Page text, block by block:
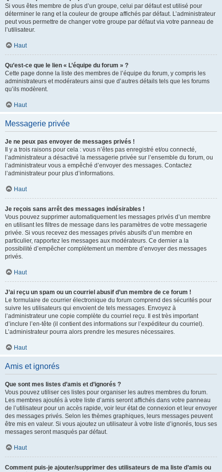
Si vous êtes membre de plus d’un groupe, celui par défaut est utilisé pour
déterminer le rang et la couleur de groupe affichés par défaut. L’administrateur
peut vous permettre de changer votre groupe par défaut via votre panneau de
l’utilisateur.
Haut
Qu’est-ce que le lien « L’équipe du forum » ?
Cette page donne la liste des membres de l’équipe du forum, y compris les
administrateurs et modérateurs ainsi que d’autres détails tels que les forums
qu’ils modèrent.
Haut
Messagerie privée
Je ne peux pas envoyer de messages privés !
Il y a trois raisons pour cela : vous n’êtes pas enregistré et/ou connecté,
l’administrateur a désactivé la messagerie privée sur l’ensemble du forum, ou
l’administrateur vous a empêché d’envoyer des messages. Contactez
l’administrateur pour plus d’informations.
Haut
Je reçois sans arrêt des messages indésirables !
Vous pouvez supprimer automatiquement les messages privés d’un membre
en utilisant les filtres de message dans les paramètres de votre messagerie
privée. Si vous recevez des messages privés abusifs d’un membre en
particulier, rapportez les messages aux modérateurs. Ce dernier a la
possibilité d’empêcher complètement un membre d’envoyer des messages
privés.
Haut
J’ai reçu un spam ou un courriel abusif d’un membre de ce forum !
Le formulaire de courrier électronique du forum comprend des sécurités pour
suivre les utilisateurs qui envoient de tels messages. Envoyez à
l’administrateur une copie complète du courriel reçu. Il est très important
d’inclure l’en-tête (il contient des informations sur l’expéditeur du courriel).
L’administrateur pourra alors prendre les mesures nécessaires.
Haut
Amis et ignorés
Que sont mes listes d’amis et d’ignorés ?
Vous pouvez utiliser ces listes pour organiser les autres membres du forum.
Les membres ajoutés à votre liste d’amis seront affichés dans votre panneau
de l’utilisateur pour un accès rapide, voir leur état de connexion et leur envoyer
des messages privés. Selon les thèmes graphiques, leurs messages peuvent
être mis en valeur. Si vous ajoutez un utilisateur à votre liste d’ignorés, tous ses
messages seront masqués par défaut.
Haut
Comment puis-je ajouter/supprimer des utilisateurs de ma liste d’amis ou